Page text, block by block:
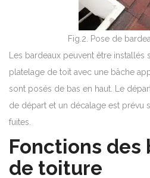
Fig.2. Pose de
Les bardeaux peuvent être
platelage de toit avec une bâche
sont posés de bas en haut. Le
de départ et un décalage est prévu
fuites.
Fonctions des
de toiture